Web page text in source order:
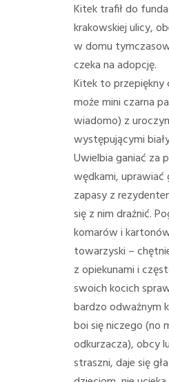
PRZYJACIELE
PORADY/PRAWO
Kitek trafił do
krakowskiej ulicy,
w domu
czeka na adopcję.
Kitek to przepiękny
może mini czarna
wiadomo) z
występującymi
Uwielbia ganiać za
wędkami,
zapasy z
się z nim drażnić.
komarów i
towarzyski –
z opiekunami i
swoich kocich
bardzo odważnym
boi się niczego (no
odkurzacza), obcy
straszni, daje się